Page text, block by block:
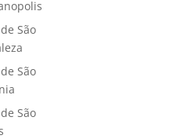
São
São
São